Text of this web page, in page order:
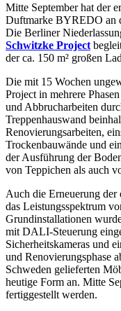
Mitte September hat der
Duftmarke BYREDO an
Die Berliner
Schwitzke Project
der ca. 150 m² großen
Die mit 15 Wochen
Project in mehrere
und Abbrucharbeiten
Treppenhauswand
Renovierungsarbeiten,
Trockenbauwände und
der Ausführung der
von Teppichen als auch
Auch die Erneuerung
das Leistungsspektrum
Grundinstallationen
mit DALI-Steuerung
Sicherheitskameras und
und Renovierungsphase
Schweden gelieferten
heutige Form an. Mitte
fertiggestellt werden.